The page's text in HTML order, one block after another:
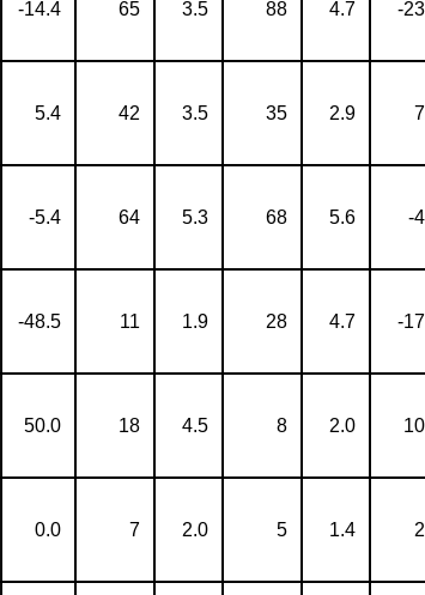
-14.4 65 3.5 88 4.7 -23
5.4 42 3.5 35 2.9 7
-5.4 64 5.3 68 5.6 -4
-48.5 11 1.9 28 4.7 -17
50.0 18 4.5 8 2.0 10
0.0 7 2.0 5 1.4 2